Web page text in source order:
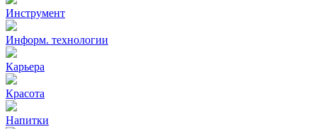
Инструмент
Информ. технологии
Карьера
Красота
Напитки